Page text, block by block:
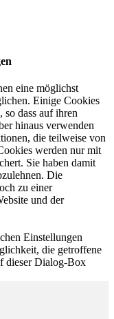
eine möglichst
Einige Cookies
dass auf ihren
hinaus verwenden
die teilweise von
werden nur mit
Sie haben damit
Die
zu einer
und der
Einstellungen
die getroffene
dieser Dialog-Box